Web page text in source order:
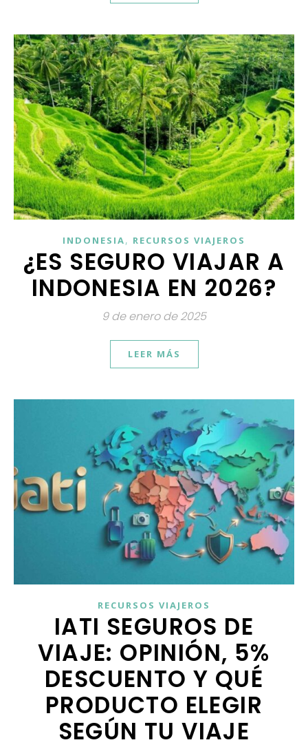
INDONESIA, RECURSOS VIAJEROS
¿ES SEGURO VIAJAR A
INDONESIA EN 2026?
9 de enero de 2025
LEER MÁS
RECURSOS VIAJEROS
IATI SEGUROS DE
VIAJE: OPINIÓN, 5%
DESCUENTO Y QUÉ
PRODUCTO ELEGIR
SEGÚN TU VIAJE